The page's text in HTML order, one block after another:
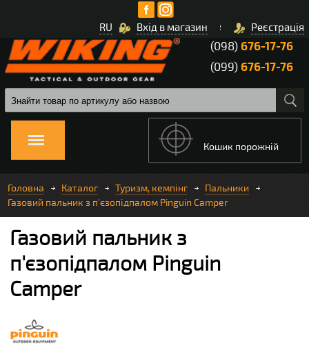
Вхід в магазин Реєстрація
RU
(098)676-17-76
(099)676-17-76
Кошик порожній
Головна Каталог Туризм, кемпінг
Пальники
Газовий пальник з п'єзопідпалом Pinguin Camper
Газовий пальник з
п'єзопідпалом Pinguin
Camper